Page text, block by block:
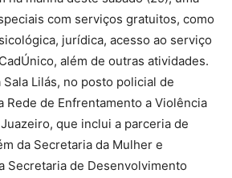
com serviços gratuitos, como
jurídica, acesso ao serviço
além de outras atividades.
Sala Lilás, no posto policial de
Rede de Enfrentamento a Violência
que inclui a parceria de
da Secretaria da Mulher e
Secretaria de Desenvolvimento